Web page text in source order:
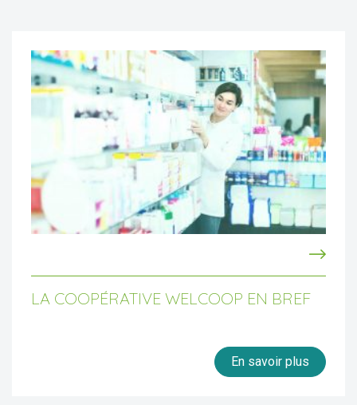
LA COOPÉRATIVE WELCOOP EN BREF
En savoir plus